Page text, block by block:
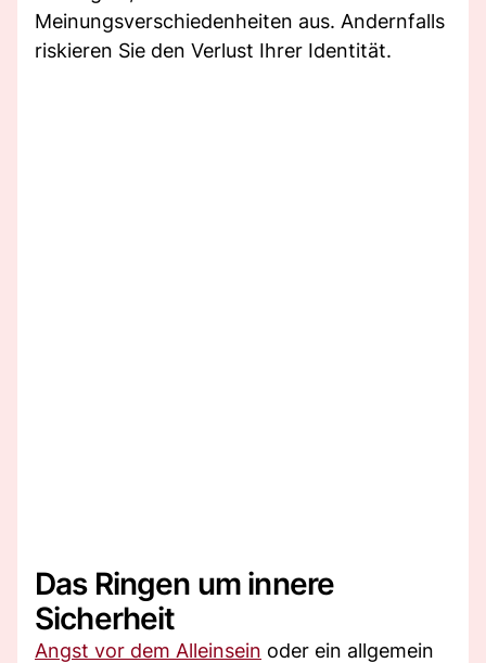
Meinungsverschiedenheiten aus. Andernfalls
riskieren Sie den Verlust Ihrer Identität.
Das Ringen um innere
Sicherheit
Angst vor dem Alleinsein oder ein allgemein